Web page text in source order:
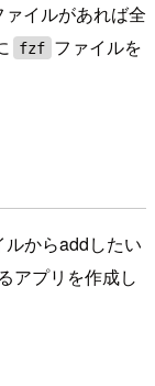
イルがあれば全
fzf ファイルを
からaddしたい
アプリを作成し